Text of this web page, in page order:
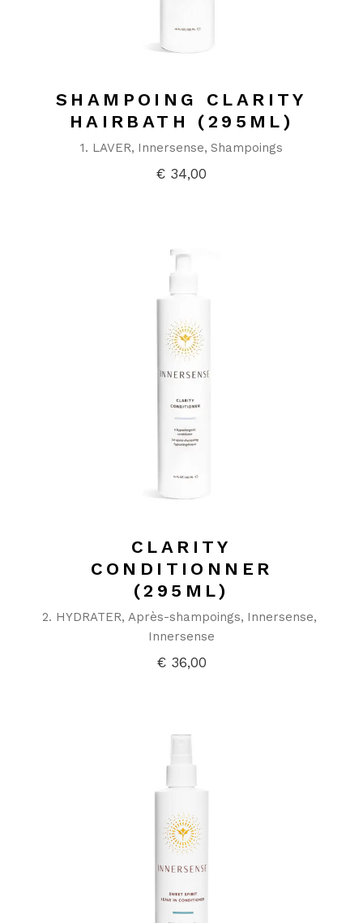
SHAMPOING CLARITY
HAIRBATH (295ML)
1. LAVER Innersense Shampoings
€ 34,00
CLARITY
CONDITIONNER
(295ML)
2. HYDRATER Après-shampoings Innersense
Innersense
€36,00